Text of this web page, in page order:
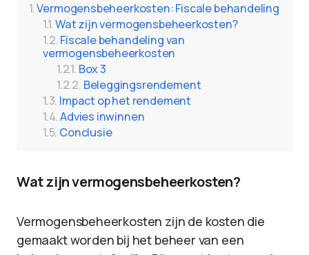
Vermogensbeheerkosten: Fiscale behandeling
Wat zijn vermogensbeheerkosten?
Fiscale behandeling van
vermogensbeheerkosten
Box 3
Beleggingsrendement
Impact op het rendement
Advies inwinnen
Conclusie
Wat zijn vermogensbeheerkosten?
Vermogensbeheerkosten zijn de kosten die
gemaakt worden bij het beheer van een